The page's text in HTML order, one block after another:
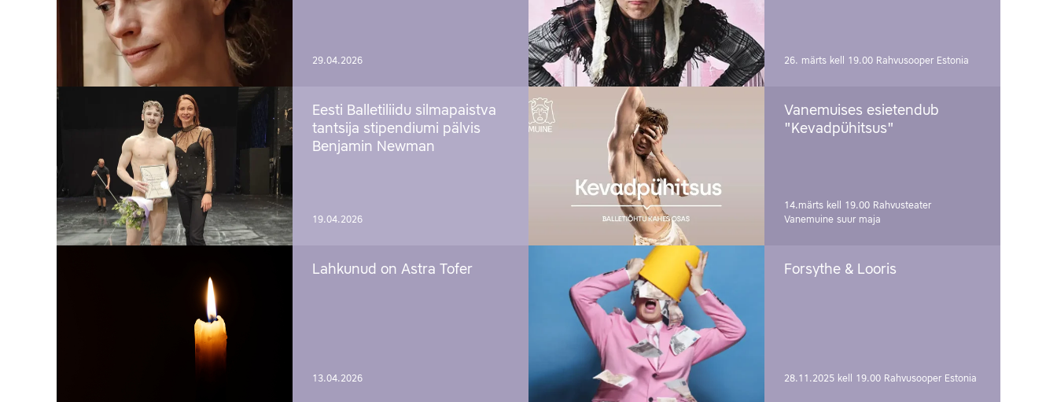
29.04.2026
Eesti Balletiliidu silmapaistva
tantsija stipendiumi pälvis
Benjamin Newman
19.04.2026
Lahkunud on Astra Tofer
13.04.2026
26. märts kell 19.00 Rahvusooper Estonia
Vanemuises esietendub
"Kevadpühitsus"
14.märts kell 19.00 Rahvusteater
Vanemuine suur maja
Forsythe & Looris
28.11.2025 kell 19.00 Rahvusooper Estonia